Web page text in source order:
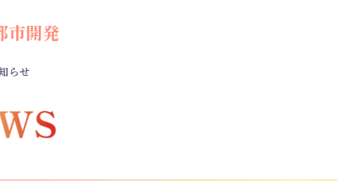
市開発
らせ